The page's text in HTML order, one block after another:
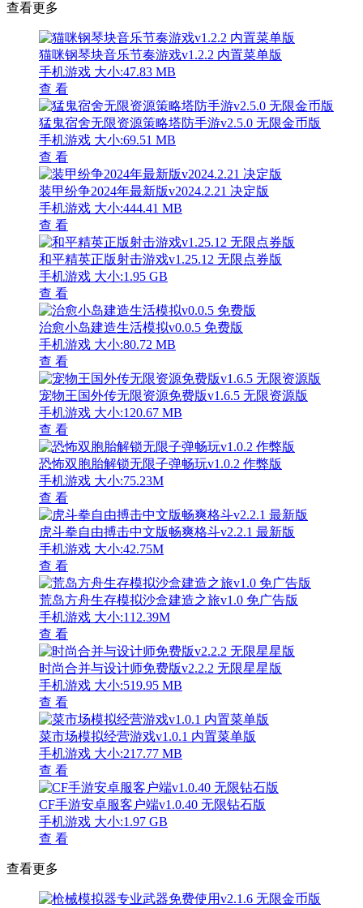
查看更多
猫咪钢琴块音乐节奏游戏v1.2.2 内置菜单版
手机游戏 大小:47.83 MB
查 看
猛鬼宿舍无限资源策略塔防手游v2.5.0 无限金币版
手机游戏 大小:69.51 MB
查 看
装甲纷争2024年最新版v2024.2.21 决定版
手机游戏 大小:444.41 MB
查 看
和平精英正版射击游戏v1.25.12 无限点券版
手机游戏 大小:1.95 GB
查 看
治愈小岛建造生活模拟v0.0.5 免费版
手机游戏 大小:80.72 MB
查 看
宠物王国外传无限资源免费版v1.6.5 无限资源版
手机游戏 大小:120.67 MB
查 看
恐怖双胞胎解锁无限子弹畅玩v1.0.2 作弊版
手机游戏 大小:75.23M
查 看
虎斗拳自由搏击中文版畅爽格斗v2.2.1 最新版
手机游戏 大小:42.75M
查 看
荒岛方舟生存模拟沙盒建造之旅v1.0 免广告版
手机游戏 大小:112.39M
查 看
时尚合并与设计师免费版v2.2.2 无限星星版
手机游戏 大小:519.95 MB
查 看
菜市场模拟经营游戏v1.0.1 内置菜单版
手机游戏 大小:217.77 MB
查 看
CF手游安卓服客户端v1.0.40 无限钻石版
手机游戏 大小:1.97 GB
查 看
查看更多